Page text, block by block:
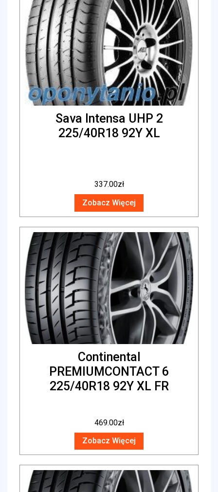
Sava Intensa UHP 2
225/40R18 92Y XL
337.00zł
Zobacz Więcej
Continental
PREMIUMCONTACT 6
225/40R18 92Y XL FR
469.00zł
Zobacz Więcej